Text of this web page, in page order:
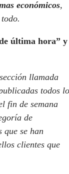
económicos,
última hora” y
llamada
todos
fin de semana
de
que se han
clientes que